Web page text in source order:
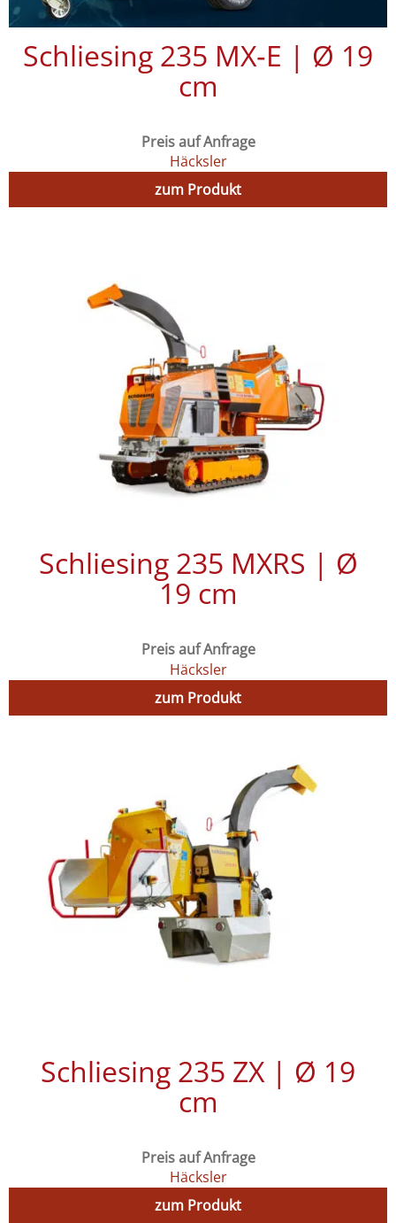
Schliesing 235 MX‑E | Ø 19
cm
Preis auf Anfrage
Häcksler
zum Produkt
Schliesing 235 MXRS | Ø
19 cm
Preis auf Anfrage
Häcksler
zum Produkt
Schliesing 235 ZX | Ø 19
cm
Preis auf Anfrage
Häcksler
zum Produkt